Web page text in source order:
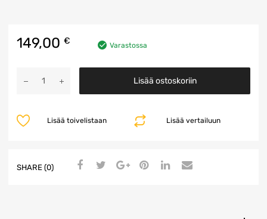
149,00 € Varastossa
määrä
Lisää ostoskoriin
Lisää vertailuun
Lisää toivelistaan
SHARE (0)